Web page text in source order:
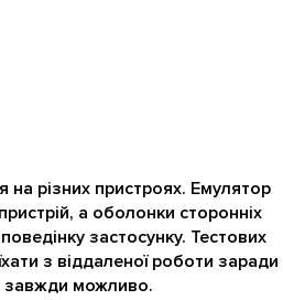
на різних пристроях. Емулятор
а оболонки сторонніх
застосунку. Тестових
з віддаленої роботи заради
завжди можливо.